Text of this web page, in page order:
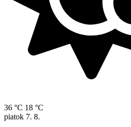
36 °C 18 °C
piatok 7. 8.